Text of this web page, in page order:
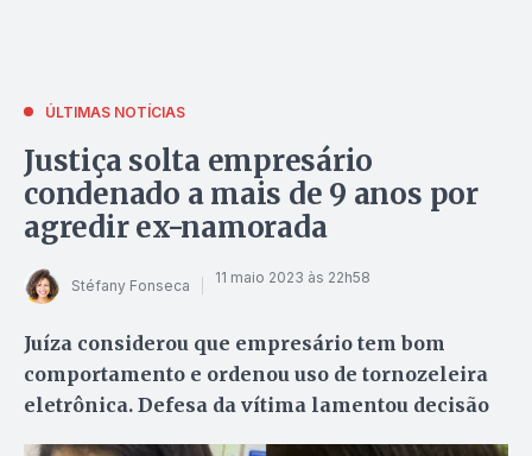
ÚLTIMAS NOTÍCIAS
Justiça solta empresário
condenado a mais de 9 anos por
agredir ex-namorada
Stéfany Fonseca 11 maio 2023 às 22h58
Juíza considerou que empresário tem bom
comportamento e ordenou uso de tornozeleira
eletrônica. Defesa da vítima lamentou decisão